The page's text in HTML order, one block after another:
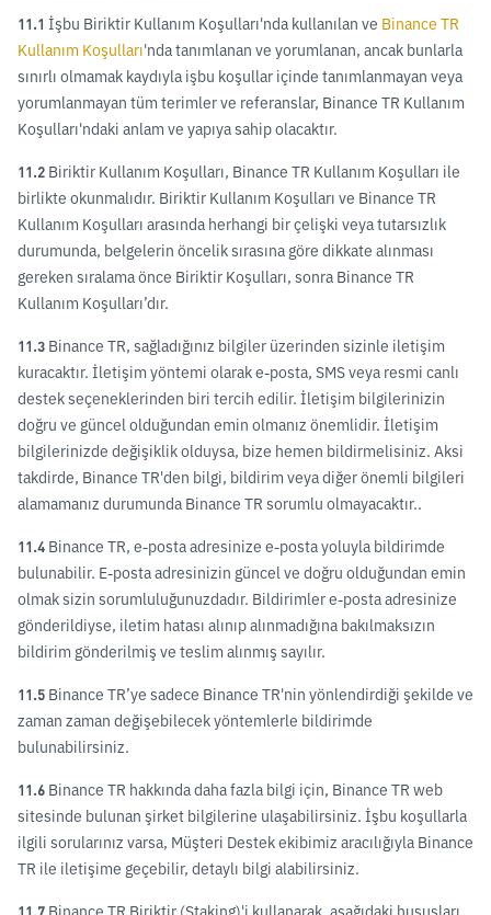
11.1 İşbu Biriktir Kullanım Koşulları'nda kullanılan ve Binance TR
Kullanım Koşulları'nda tanımlanan ve yorumlanan, ancak bunlarla
sınırlı olmamak kaydıyla işbu koşullar içinde tanımlanmayan veya
yorumlanmayan tüm terimler ve referanslar, Binance TR Kullanım
Koşulları'ndaki anlam ve yapıya sahip olacaktır.
11.2 Biriktir Kullanım Koşulları, Binance TR Kullanım Koşulları ile
birlikte okunmalıdır. Biriktir Kullanım Koşulları ve Binance TR
Kullanım Koşulları arasında herhangi bir çelişki veya tutarsızlık
durumunda, belgelerin öncelik sırasına göre dikkate alınması
gereken sıralama önce Biriktir Koşulları, sonra Binance TR
Kullanım Koşulları’dır.
11.3 Binance TR, sağladığınız bilgiler üzerinden sizinle iletişim
kuracaktır. İletişim yöntemi olarak e-posta, SMS veya resmi canlı
destek seçeneklerinden biri tercih edilir. İletişim bilgilerinizin
doğru ve güncel olduğundan emin olmanız önemlidir. İletişim
bilgilerinizde değişiklik olduysa, bize hemen bildirmelisiniz. Aksi
takdirde, Binance TR'den bilgi, bildirim veya diğer önemli bilgileri
alamamanız durumunda Binance TR sorumlu olmayacaktır..
11.4 Binance TR, e-posta adresinize e-posta yoluyla bildirimde
bulunabilir. E-posta adresinizin güncel ve doğru olduğundan emin
olmak sizin sorumluluğunuzdadır. Bildirimler e-posta adresinize
gönderildiyse, iletim hatası alınıp alınmadığına bakılmaksızın
bildirim gönderilmiş ve teslim alınmış sayılır.
11.5 Binance TR’ye sadece Binance TR'nin yönlendirdiği şekilde ve
zaman zaman değişebilecek yöntemlerle bildirimde
bulunabilirsiniz.
11.6 Binance TR hakkında daha fazla bilgi için, Binance TR web
sitesinde bulunan şirket bilgilerine ulaşabilirsiniz. İşbu koşullarla
ilgili sorularınız varsa, Müşteri Destek ekibimiz aracılığıyla Binance
TR ile iletişime geçebilir, detaylı bilgi alabilirsiniz.